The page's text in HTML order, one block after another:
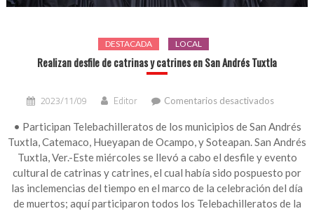
DESTACADA LOCAL
Realizan desfile de catrinas y catrines en San Andrés Tuxtla
2023/11/09 Editor Comentarios desactivadosen
desfile
de
y
catrines
en
San
• Participan Telebachilleratos de los municipios de San Andrés
Tuxtla, Catemaco, Hueyapan de Ocampo, y Soteapan. San Andrés
Tuxtla, Ver.-Este miércoles se llevó a cabo el desfile y evento
cultural de catrinas y catrines, el cual había sido pospuesto por
las inclemencias del tiempo en el marco de la celebración del día
de muertos; aquí participaron todos los Telebachilleratos de la